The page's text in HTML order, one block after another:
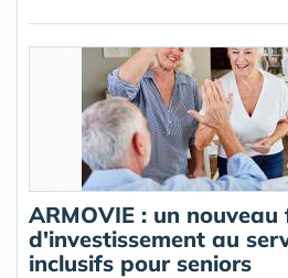
ARMOVIE : un nouveau
d'investissement au
inclusifs pour seniors